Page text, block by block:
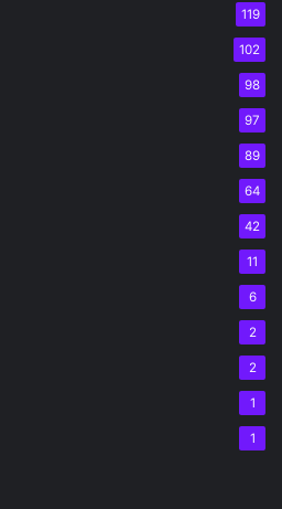
119
102
98
97
89
64
42
11
6
2
2
1
1